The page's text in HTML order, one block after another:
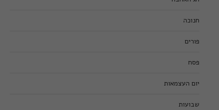
חנוכה
פורים
פסח
יום העצמאות
שבועות